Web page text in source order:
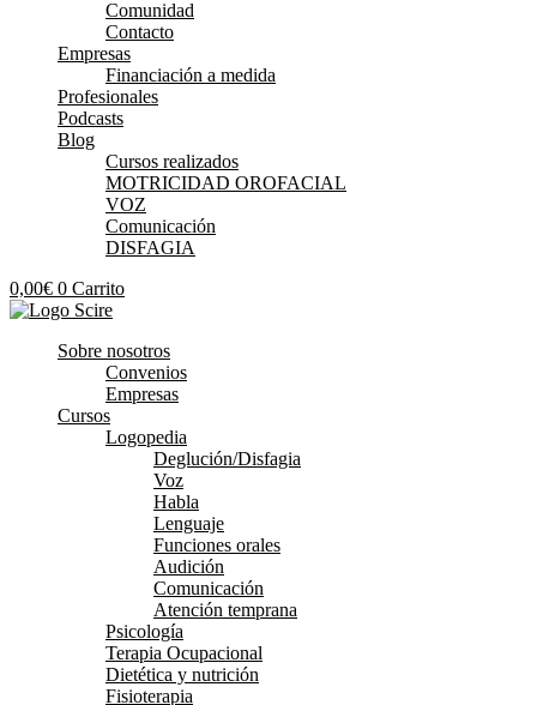
Comunidad
Contacto
Empresas
Financiación a medida
Profesionales
Podcasts
Blog
Cursos realizados
MOTRICIDAD OROFACIAL
VOZ
Comunicación
DISFAGIA
0,00€ 0 Carrito
Sobre nosotros
Convenios
Empresas
Cursos
Logopedia
Deglución/Disfagia
Voz
Habla
Lenguaje
Funciones orales
Audición
Comunicación
Atención temprana
Psicología
Terapia Ocupacional
Dietética y nutrición
Fisioterapia